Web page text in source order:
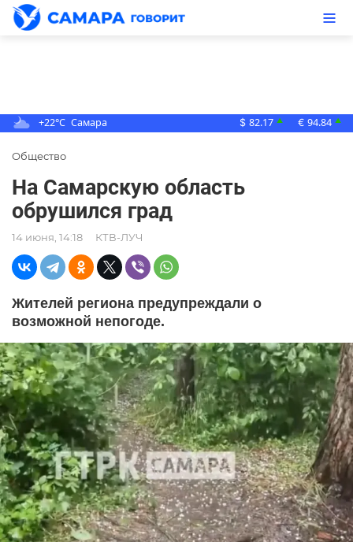
+22°C Самара $ 82.17 ▲ € 94.84 ▲
Общество
На Самарскую область
обрушился град
14 июня, 14:18 КТВ-ЛУЧ
Жителей региона предупреждали о
возможной непогоде.